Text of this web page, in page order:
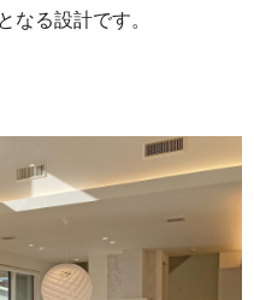
なる設計です。